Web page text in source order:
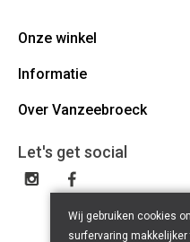
Onze winkel
Vanzeebroeck Motors
1600 Sint-Pieters-Leeuw
023316022
BE0425198510
Informatie
Bestelling annuleren
Algemene voorwaarden
Disclaimer
Privacy policy
Over Vanzeebroeck
Cadeaubon
Verzenden & Retourneren
Let's get social
Wij gebruiken cookies
surfervaring makkelijker